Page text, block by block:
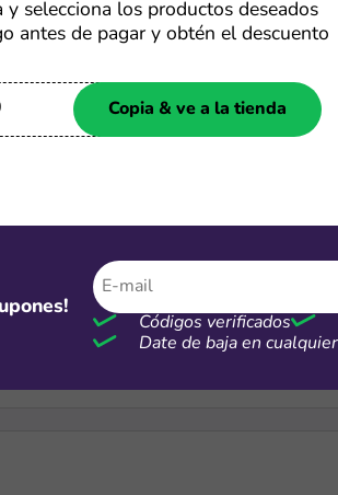
en tu primer pedido
y selecciona los productos deseados
antes de pagar y obtén el descuento
Copia & ve a la tienda
Códigos verificados
Date de baja en